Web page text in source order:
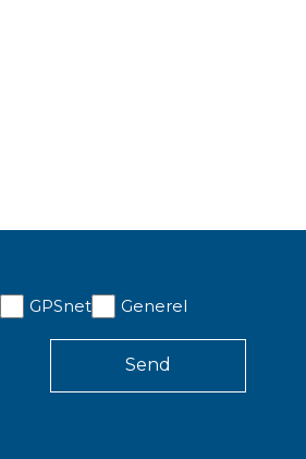
GPSnet Generel